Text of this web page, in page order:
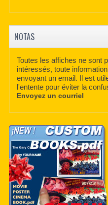
NOTAS
Toutes les affiches ne sont
intéressés, toute
envoyant un email. Il est
l'entente pour éviter la
Envoyez un courriel